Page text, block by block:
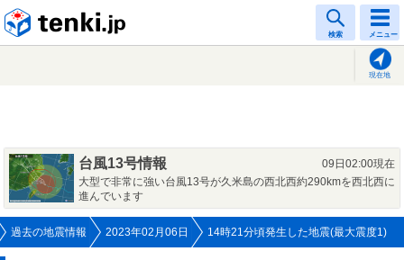
検索 メニュー
現在地
台風13号情報
09日02:00現在
大型で非常に強い台風13号が久米島の西北西約290kmを西北西に
進んでいます
過去の地震情報 2023年02月06日 14時21分頃発生した地震(最大震度1)